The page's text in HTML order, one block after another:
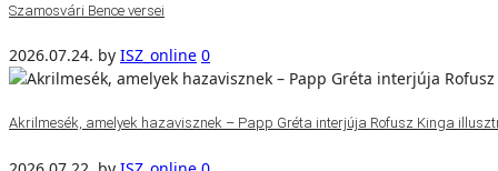
Szamosvári Bence versei
2026.07.24. by ISZ_online 0
Akrilmesék, amelyek hazavisznek – Papp Gréta interjúja Rofusz Kinga